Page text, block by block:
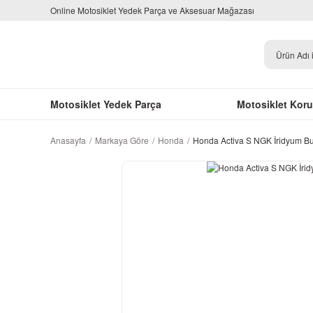
Online Motosiklet Yedek Parça ve Aksesuar Mağazası
Motosiklet Yedek Parça Motosiklet
Anasayfa Markaya Göre Honda Honda Activa S NGK İridyum